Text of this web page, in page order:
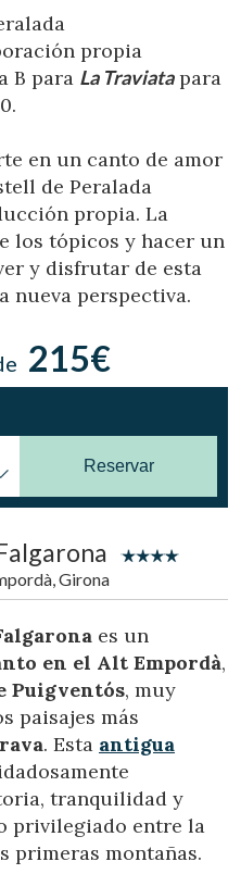
propia
B para La Traviatapara
en un canto de amor
de Peralada
propia. La
los tópicos y hacer un
y disfrutar de esta
nueva perspectiva.
215€
Reservar
Girona
es un
en el Alt Empordà,
Puigventós, muy
paisajes más
. Esta antigua
tranquilidad y
privilegiado entre la
primeras montañas.